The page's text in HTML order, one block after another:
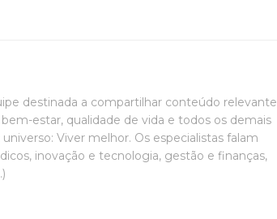
destinada a compartilhar conteúdo relevante
estar, qualidade de vida e todos os demais
Viver melhor. Os especialistas falam
inovação e tecnologia, gestão e finanças,